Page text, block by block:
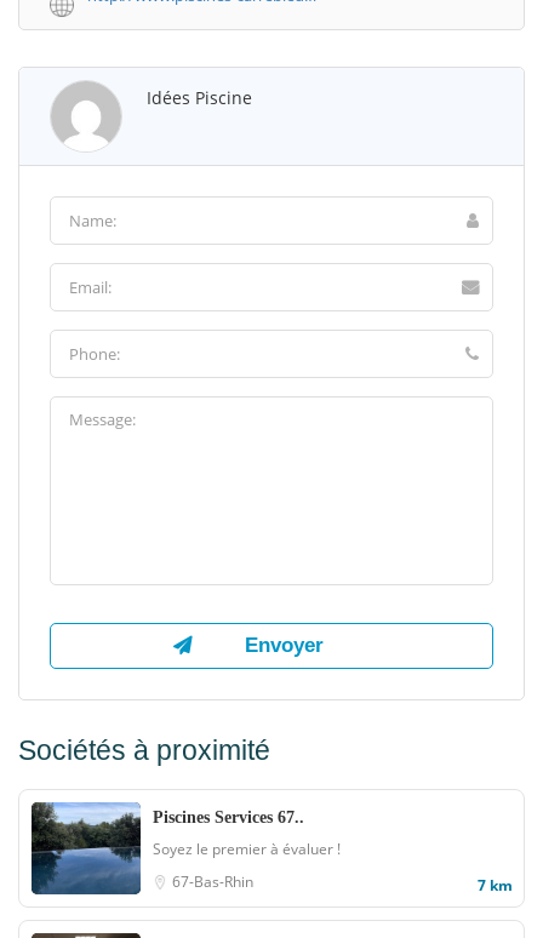
Idées Piscine
Sociétés à proximité
Piscines Services 67..
Soyez le premier à évaluer !
67-Bas-Rhin
7 km